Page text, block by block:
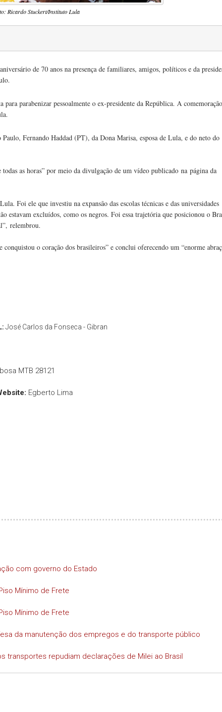
Ricardo Stuckert/Instituto Lula
de 70 anos na presença de familiares, amigos, políticos e da
parabenizar pessoalmente o ex-presidente da República. A comemoração
Fernando Haddad (PT), da Dona Marisa, esposa de Lula, e do neto do
as horas” por meio da divulgação de um vídeo publicado na página da
Foi ele que investiu na expansão das escolas técnicas e das universidades
estavam excluídos, como os negros. Foi essa trajetória que posicionou o
relembrou.
o coração dos brasileiros” e conclui oferecendo um “enorme
José Carlos da Fonseca - Gibran
MTB 28121
Egberto Lima
com governo do Estado
Mínimo de Frete
Mínimo de Frete
da manutenção dos empregos e do transporte público
transportes repudiam declarações de Milei ao Brasil